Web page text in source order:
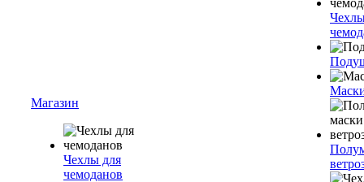
Магазин
Чехлы для
чемоданов